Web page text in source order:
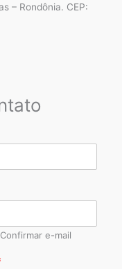
– Rondônia. CEP:
Confirmar e-mail